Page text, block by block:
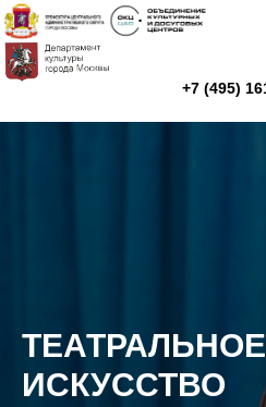
ТЕАТРАЛЬНОЕ
ИСКУССТВО